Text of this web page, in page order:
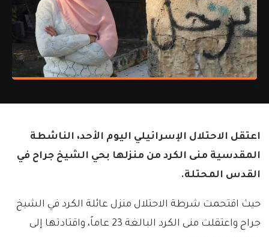
اعتقل الاحتلال الإسرائيلي اليوم الأحد، الناشطة
المقدسية منى الكرد من منزلها بحي الشيخ جراح في
القدس المحتلة.
حيث اقتحمت شرطة الاحتلال منزل عائلة الكرد في الشيخ
جراح واعتقلت منى الكرد البالغة 23 عاماً، واقتادتها إلى